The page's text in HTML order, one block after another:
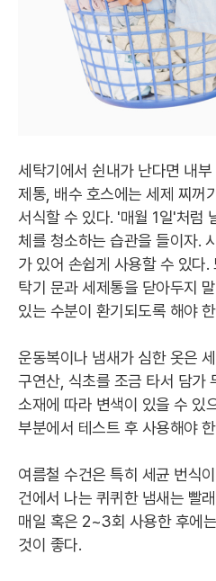
세탁기에서 쉰내가 난다면 내
제통, 배수 호스에는 세제 찌꺼
서식할 수 있다. '매월 1일'처럼
체를 청소하는 습관을 들이자.
가 있어 손쉽게 사용할 수 있다.
탁기 문과 세제통을 닫아두지
있는 수분이 환기되도록 해야
운동복이나 냄새가 심한 옷은
구연산, 식초를 조금 타서 담가
소재에 따라 변색이 있을 수 있
부분에서 테스트 후 사용해야
여름철 수건은 특히 세균 번식
건에서 나는 퀴퀴한 냄새는 빨
매일 혹은 2~3회 사용한 후에
것이 좋다.